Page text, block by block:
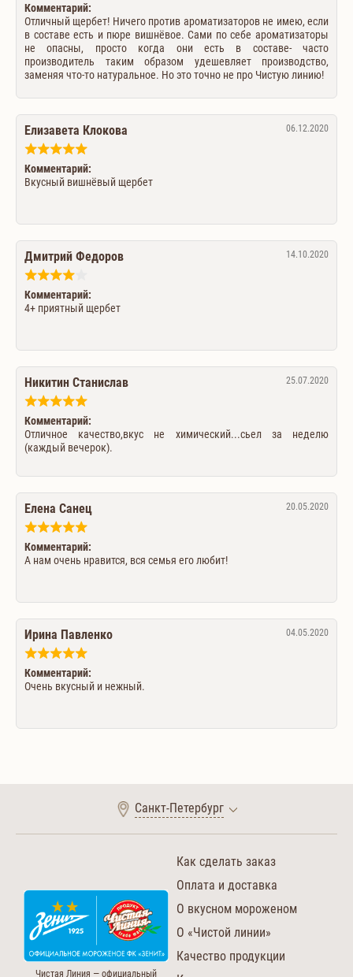
Комментарий:
Отличный щербет! Ничего против ароматизаторов не имею, если
в составе есть и пюре вишнёвое. Сами по себе ароматизаторы
не опасны, просто когда они есть в составе- часто
производитель таким образом удешевляет производство,
заменяя что-то натуральное. Но это точно не про Чистую линию!
06.12.2020
Елизавета Клокова
Комментарий:
Вкусный вишнёвый щербет
14.10.2020
Дмитрий Федоров
Комментарий:
4+ приятный щербет
25.07.2020
Никитин Станислав
Комментарий:
Отличное качество,вкус не химический...сьел за неделю
(каждый вечерок).
20.05.2020
Елена Санец
Комментарий:
А нам очень нравится, вся семья его любит!
04.05.2020
Ирина Павленко
Комментарий:
Очень вкусный и нежный.
Санкт-Петербург
Чистая Линия — официальный
Как сделать заказ
Оплата и доставка
О вкусном мороженом
О «Чистой линии»
Качество продукции